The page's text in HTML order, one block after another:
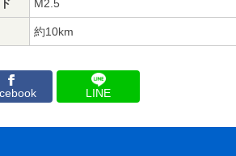
M2.5
約10km
LINE